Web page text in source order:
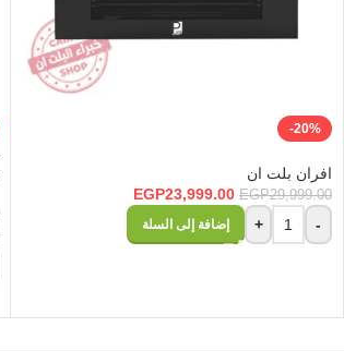
-20%
افران بلت ان
EGP29,999.00
EGP23,999.00
-
+ إضافة إلى السلة